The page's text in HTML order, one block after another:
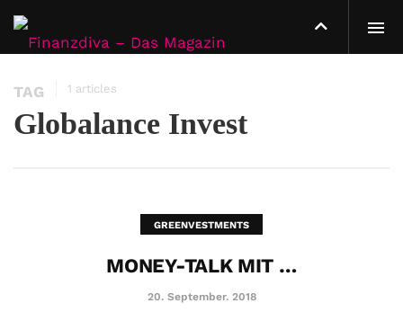
TAG 1 articles
Globalance Invest
GREENVESTMENTS
MONEY-TALK MIT …
20. September. 2018